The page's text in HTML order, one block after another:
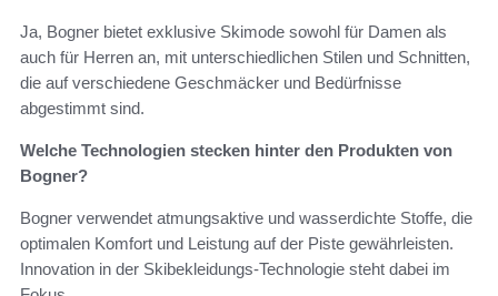
Ja, Bogner bietet exklusive Skimode sowohl für Damen als
auch für Herren an, mit unterschiedlichen Stilen und Schnitten,
die auf verschiedene Geschmäcker und Bedürfnisse
abgestimmt sind.
Welche Technologien stecken hinter den Produkten von
Bogner?
Bogner verwendet atmungsaktive und wasserdichte Stoffe, die
optimalen Komfort und Leistung auf der Piste gewährleisten.
Innovation in der Skibekleidungs-Technologie steht dabei im